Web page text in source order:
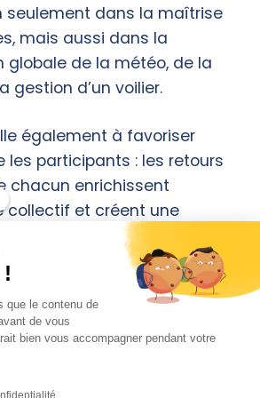
seulement dans la maîtrise
mais aussi dans la
globale de la météo, de la
gestion d’un voilier.
également à favoriser
les participants : les retours
chacun enrichissent
collectif et créent une
déplacement et
qui viennent de loin,